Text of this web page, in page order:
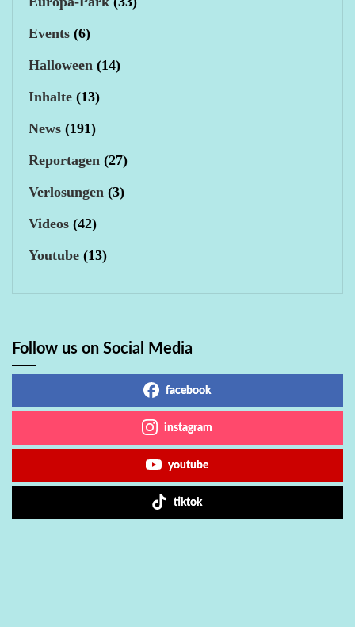
Events (6)
Halloween (14)
Inhalte (13)
News (191)
Reportagen (27)
Verlosungen (3)
Videos (42)
Youtube (13)
Follow us on Social Media
facebook
instagram
youtube
tiktok